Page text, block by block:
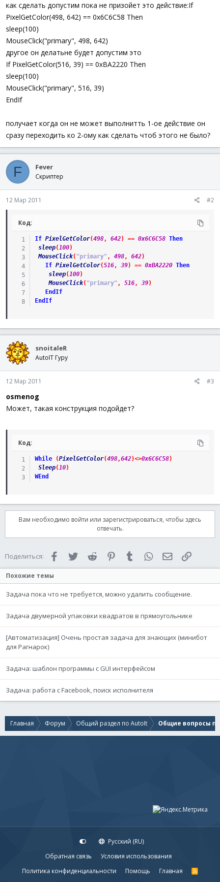
а
как сделать допустим пока не призойет это действие:If
PixelGetColor(498, 642) == 0x6C6C58 Then
sleep(100)
MouseClick("primary", 498, 642)
другое он делатьне будет допустим это
If PixelGetColor(516, 39) == 0xBA2220 Then
sleep(100)
MouseClick("primary", 516, 39)
EndIf
получает когда он не может выполнитть 1-ое действие он
сразу переходить ко 2-ому как сделать чтоб этого не было?
F Fever
Скриптер
12 Мар 2011 #2
Код:
If PixelGetColor(498, 642) == 0x6C6C58 Then
sleep(100)
MouseClick( "primary" , 498, 642)
If PixelGetColor(516, 39) == 0xBA2220 Then
sleep(100)
MouseClick( "primary" , 516, 39)
EndIf
EndIf
snoitaleR
AutoIT Гуру
12 Мар 2011 #3
osmenog
Может, такая конструкция подойдет?
Код:
While (PixelGetColor(498,642)<>0x6C6C58)
Sleep(10)
WEnd
Вам необходимо войти или зарегистрироваться, чтобы здесь
отвечать.
Поделиться: FacebookTwitter Reddit PinterestTumblr WhatsAppЭлектронная
Похожие темы
Задача пока что не требуется, можно удалить сообщение.
Задача двумерной упаковки квадратов в прямоугольнике
[Автоматизация] Очень простая задача для знающих (минибот
для Рагнарок)
Задача: шаблон программы с GUI интерфейсом
Задача: работа с Facebook, поиск исполнителя
Главная Форум Общий раздел по AutoIt Общие вопросы
Русский (RU)
Обратная связь
Условия использования
Политика конфиденциальности
Помощь Главная
R
S